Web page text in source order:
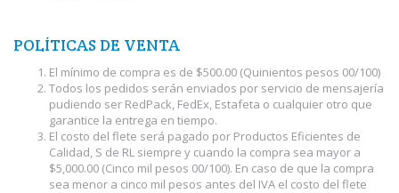
POLÍTICAS DE VENTA
El mínimo de compra es de $500.00 (Quinientos pesos 00/100)
Todos los pedidos serán enviados por servicio de mensajería
pudiendo ser RedPack, FedEx, Estafeta o cualquier otro que
garantice la entrega en tiempo.
El costo del flete será pagado por Productos Eficientes de
Calidad, S de RL siempre y cuando la compra sea mayor a
$5,000.00 (Cinco mil pesos 00/100). En caso de que la compra
sea menor a cinco mil pesos antes del IVA el costo del flete